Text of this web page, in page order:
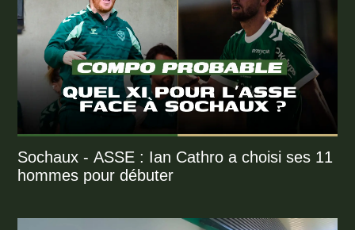
Sochaux - ASSE : Ian Cathro a choisi ses 11
hommes pour débuter